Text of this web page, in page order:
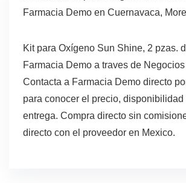
Farmacia Demo en Cuernavaca,
Kit para Oxígeno Sun Shine, 2 pzas.
Farmacia Demo a traves de
Contacta a Farmacia Demo directo
para conocer el precio, disponibilidad
entrega. Compra directo sin
directo con el proveedor en Mexico.